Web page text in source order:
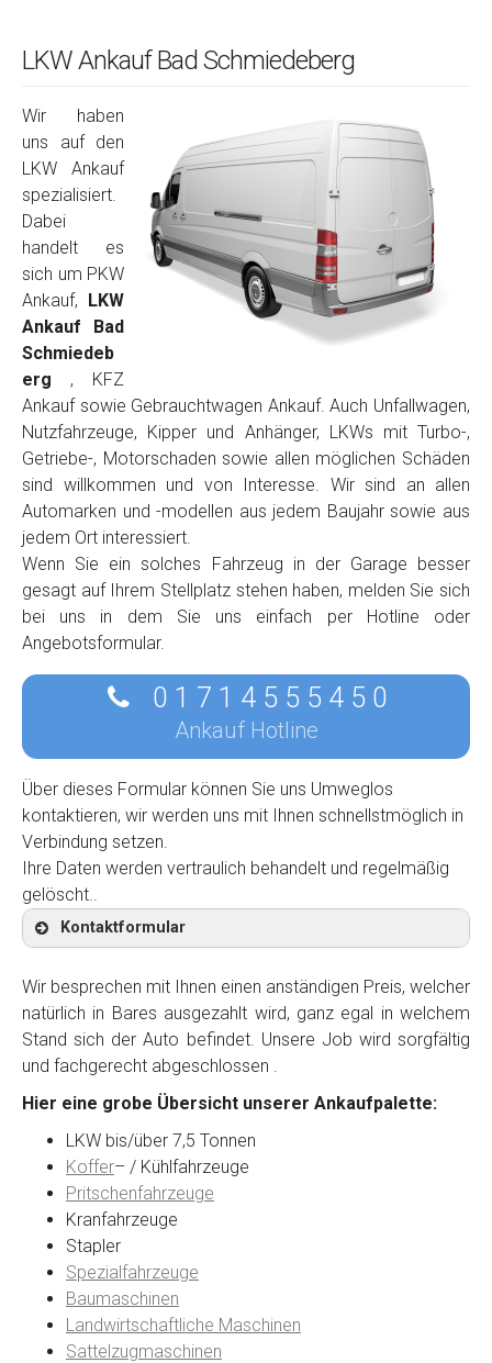
LKW Ankauf Bad Schmiedeberg
Wir haben
uns auf den
LKW Ankauf
spezialisiert.
Dabei
handelt es
sich um PKW
Ankauf,
LKW
Ankauf Bad
Schmiedeb
erg , KFZ
Ankauf sowie Gebrauchtwagen Ankauf. Auch Unfallwagen,
Nutzfahrzeuge, Kipper und Anhänger, LKWs mit Turbo-,
Getriebe-, Motorschaden sowie allen möglichen Schäden
sind willkommen und von Interesse. Wir sind an allen
Automarken und -modellen aus jedem Baujahr sowie aus
jedem Ort interessiert.
Wenn Sie ein solches Fahrzeug in der Garage besser
gesagt auf Ihrem Stellplatz stehen haben, melden Sie sich
bei uns in dem Sie uns einfach per Hotline oder
Angebotsformular.
0 1 7 1 4 5 5 5 4 5 0
Ankauf Hotline
Über dieses Formular können Sie uns Umweglos
kontaktieren, wir werden uns mit Ihnen schnellstmöglich in
Verbindung setzen.
Ihre Daten werden vertraulich behandelt und regelmäßig
gelöscht..
Kontaktformular
Kontaktformular
Marke*
Baujahr
Getriebe
Wir besprechen mit Ihnen einen anständigen Preis, welcher
natürlich in Bares ausgezahlt wird, ganz egal in welchem
Stand sich der Auto befindet. Unsere Job wird sorgfältig
und fachgerecht abgeschlossen .
Hier eine grobe Übersicht unserer Ankaufpalette:
LKW bis/über 7,5 Tonnen
Koffer– / Kühlfahrzeuge
Pritschenfahrzeuge
Kranfahrzeuge
Stapler
Spezialfahrzeuge
Baumaschinen
Landwirtschaftliche Maschinen
Sattelzugmaschinen